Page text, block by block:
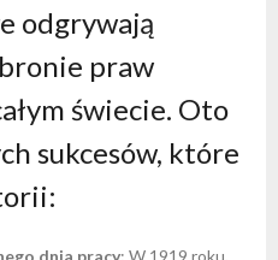
odgrywają
praw
świecie. Oto
sukcesów, które